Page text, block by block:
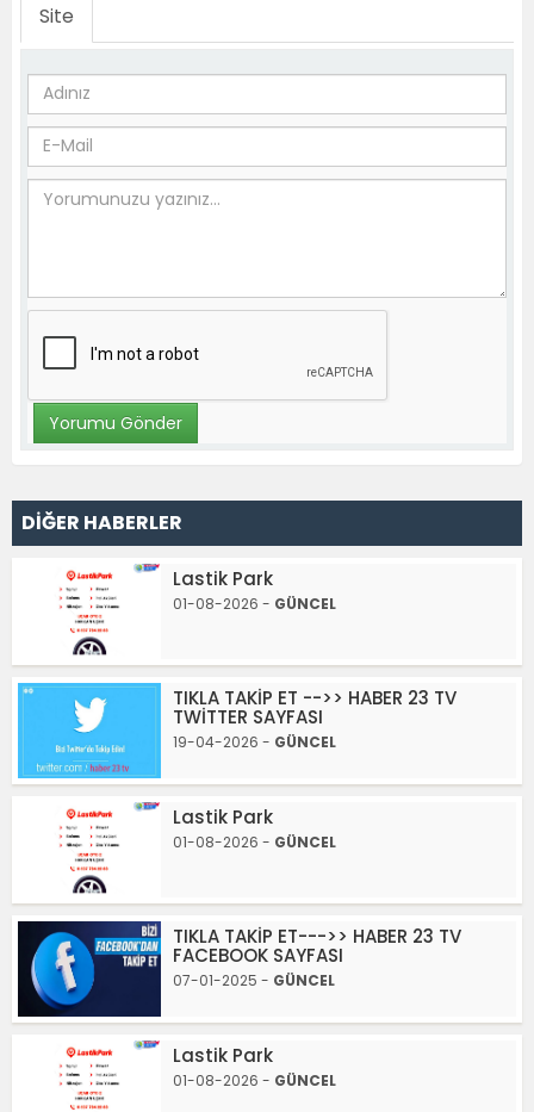
Site
DİĞER HABERLER
Lastik Park
01-08-2026 - GÜNCEL
TIKLA TAKİP ET -->> HABER 23 TV
TWİTTER SAYFASI
19-04-2026 - GÜNCEL
Lastik Park
01-08-2026 - GÜNCEL
TIKLA TAKİP ET--->> HABER 23 TV
FACEBOOK SAYFASI
07-01-2025 - GÜNCEL
Lastik Park
01-08-2026 - GÜNCEL